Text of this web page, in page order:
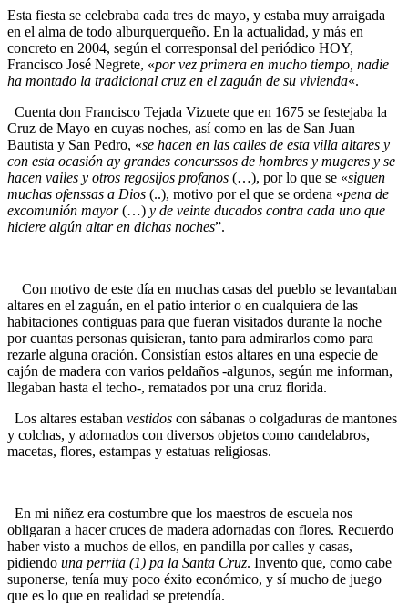
Esta fiesta se celebraba cada tres de mayo, y estaba muy arraigada
en el alma de todo alburquerqueño. En la actualidad, y más en
concreto en 2004, según el corresponsal del periódico HOY,
Francisco José Negrete, «por vez primera en mucho tiempo, nadie
ha montado la tradicional cruz en el zaguán de su vivienda«.
Cuenta don Francisco Tejada Vizuete que en 1675 se festejaba la
Cruz de Mayo en cuyas noches, así como en las de San Juan
Bautista y San Pedro, «se hacen en las calles de esta villa altares y
con esta ocasión ay grandes concurssos de hombres y mugeres y se
hacen vailes y otros regosijos profanos (…), por lo que se «siguen
muchas ofenssas a Dios (..), motivo por el que se ordena «pena de
excomunión mayor(…) y de veinte ducados contra cada uno que
hiciere algún altar en dichas noches”.
Con motivo de este día en muchas casas del pueblo se levantaban
altares en el zaguán, en el patio interior o en cualquiera de las
habitaciones contiguas para que fueran visitados durante la noche
por cuantas personas quisieran, tanto para admirarlos como para
rezarle alguna oración. Consistían estos altares en una especie de
cajón de madera con varios peldaños -algunos, según me informan,
llegaban hasta el techo-, rematados por una cruz florida.
Los altares estaban vestidos con sábanas o colgaduras de mantones
y colchas, y adornados con diversos objetos como candelabros,
macetas, flores, estampas y estatuas religiosas.
En mi niñez era costumbre que los maestros de escuela nos
obligaran a hacer cruces de madera adornadas con flores. Recuerdo
haber visto a muchos de ellos, en pandilla por calles y casas,
pidiendo una perrita (1) pa la Santa Cruz. Invento que, como cabe
suponerse, tenía muy poco éxito económico, y sí mucho de juego
que es lo que en realidad se pretendía.